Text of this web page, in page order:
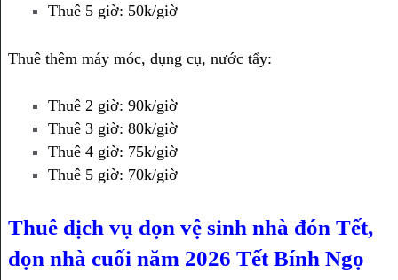
Thuê 5 giờ: 50k/giờ
Thuê thêm máy móc, dụng cụ, nước tẩy:
Thuê 2 giờ: 90k/giờ
Thuê 3 giờ: 80k/giờ
Thuê 4 giờ: 75k/giờ
Thuê 5 giờ: 70k/giờ
Thuê dịch vụ dọn vệ sinh nhà đón Tết,
dọn nhà cuối năm 2026 Tết Bính Ngọ